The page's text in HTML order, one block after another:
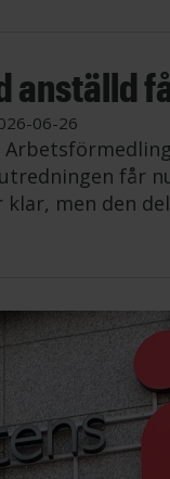
anställd
06-26
får
men den